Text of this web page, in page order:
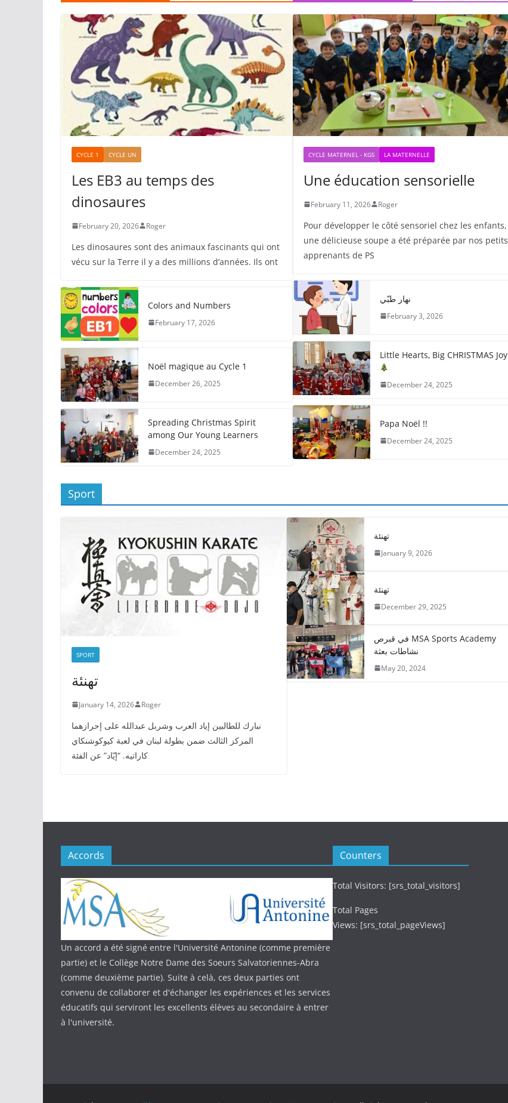
CYCLE 1 CYCLE UN
Les EB3 au temps des
dinosaures
February 20, 2026 Roger
Les dinosaures sont des animaux fascinants qui ont
vécu sur la Terre il y a des millions d’années. Ils ont
Colors and Numbers
February 17, 2026
Noël magique au Cycle 1
December 26, 2025
Spreading Christmas Spirit
among Our Young Learners
December 24, 2025
CYCLE MATERNEL - KGS LA MATERNELLE
Une éducation sensorielle
February 11, 2026 Roger
Pour développer le côté sensoriel chez les enfants,
une délicieuse soupe a été préparée par nos petits
apprenants de PS
نهار طبّي
February 3, 2026
Little Hearts, Big CHRISTMAS Joy
December 24, 2025
Papa Noël !!
December 24, 2025
Sport
SPORT
تهنئة
January 14, 2026 Roger
نبارك للطالبين إياد العرب وشربل عبدالله على إحرازهما
المركز الثالث ضمن بطولة لبنان في لعبة كيوكوشنكاي
كاراتيه. “إيّاد” عن الفئة
تهنئة
January 9, 2026
تهنئة
December 29, 2025
في قبرص MSA Sports Academy
نشاطات بعثة
May 20, 2024
Accords
Un accord a été signé entre l'Université Antonine (comme première
partie) et le Collège Notre Dame des Soeurs Salvatoriennes-Abra
(comme deuxième partie). Suite à celà, ces deux parties ont
convenu de collaborer et d'échanger les expériences et les services
éducatifs qui serviront les excellents élèves au secondaire à entrer
à l'université.
Counters
Total Visitors: [srs_total_visitors]
Total Pages
Views: [srs_total_pageViews]